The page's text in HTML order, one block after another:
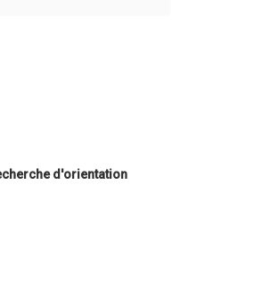
d'orientation